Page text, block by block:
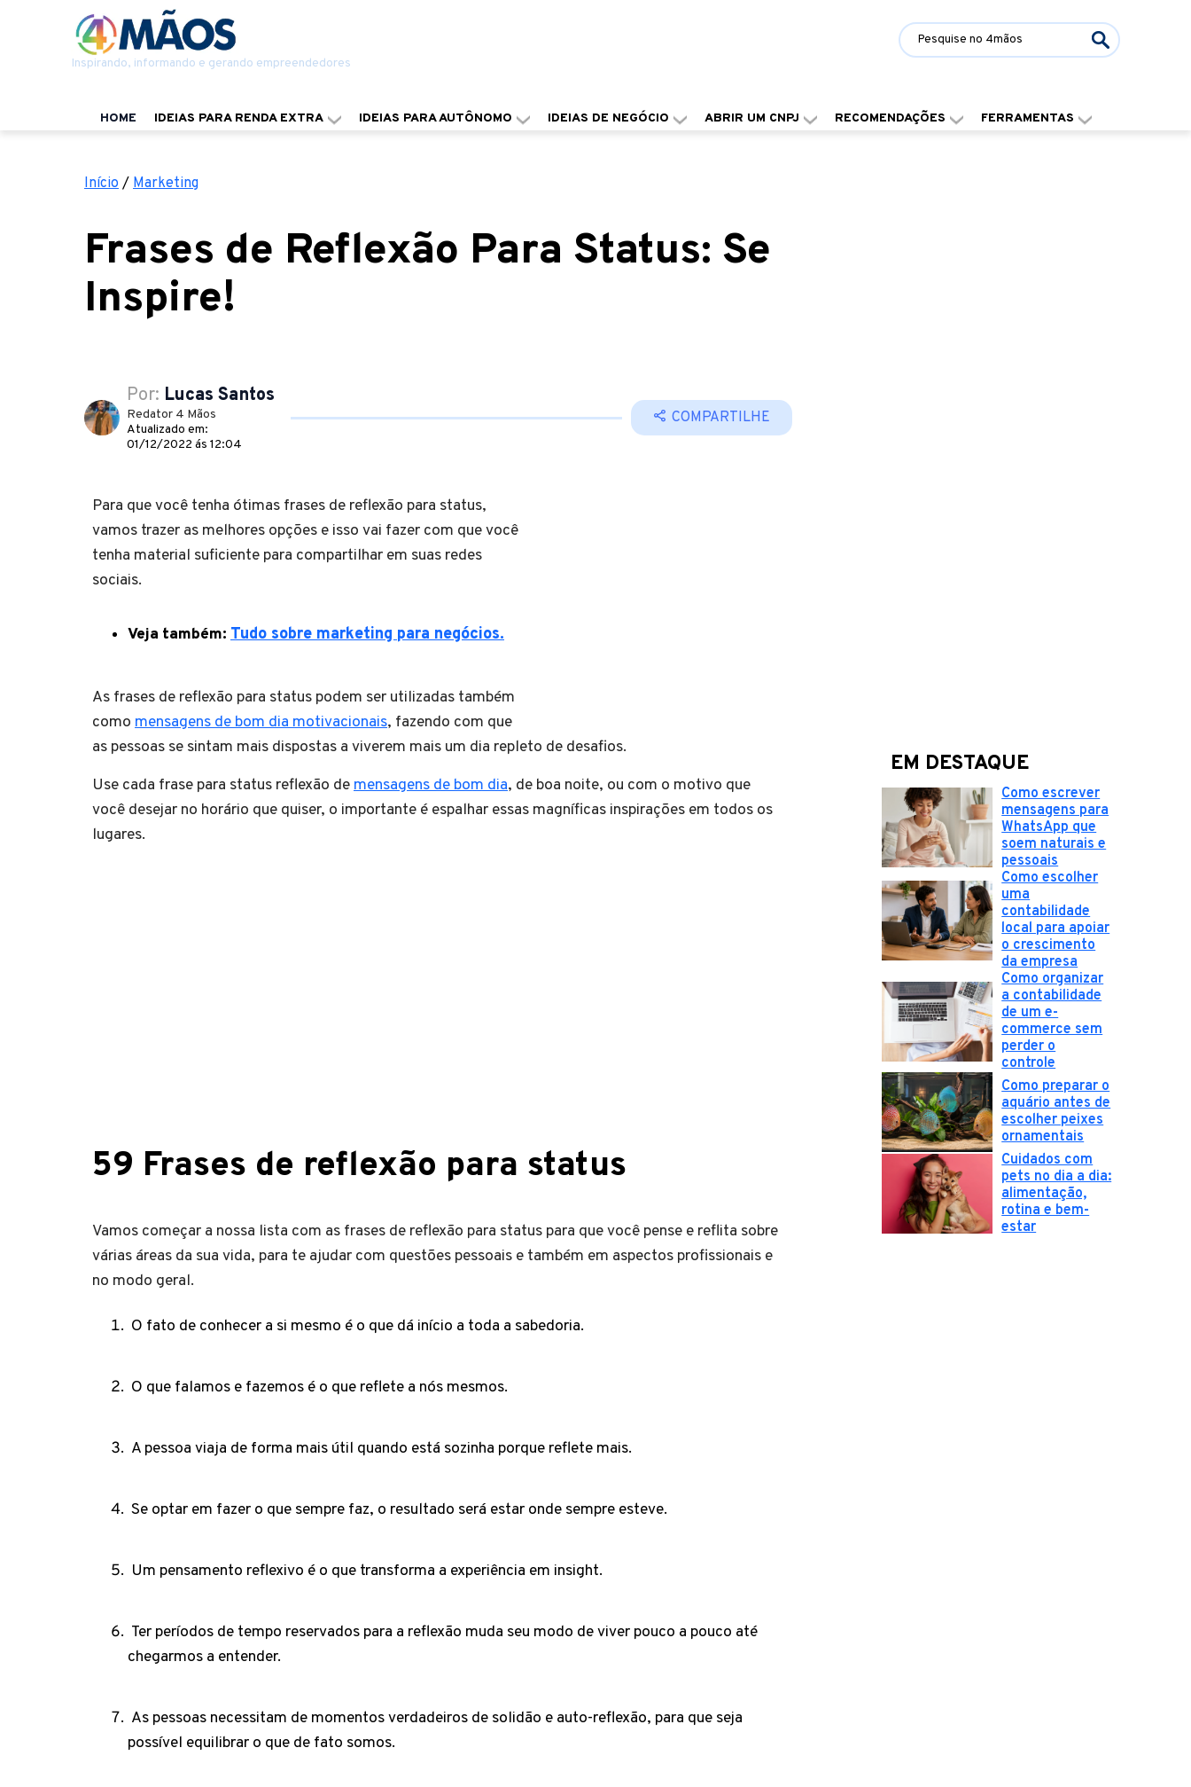
Inspirando, informando e gerando empreendedores
HOME IDEIAS PARA RENDA EXTRA IDEIAS PARA AUTÔNOMO IDEIAS DE NEGÓCIO ABRIR UM CNPJ RECOMENDAÇÕES FERRAMENTAS
Início / Marketing
Frases de Reflexão Para Status: Se
Inspire!
Por: Lucas Santos
Redator 4 Mãos
Atualizado em:
01/12/2022 ás 12:04
COMPARTILHE
Para que você tenha ótimas frases de reflexão para status,
vamos trazer as melhores opções e isso vai fazer com que você
tenha material suficiente para compartilhar em suas redes
sociais.
Veja também: Tudo sobre marketing para negócios.
As frases de reflexão para status podem ser utilizadas também
como mensagens de bom dia motivacionais, fazendo com que
as pessoas se sintam mais dispostas a viverem mais um dia repleto de desafios.
Use cada frase para status reflexão de mensagens de bom dia, de boa noite, ou com o motivo que
você desejar no horário que quiser, o importante é espalhar essas magníficas inspirações em todos os
lugares.
59 Frases de reflexão para status
Vamos começar a nossa lista com as frases de reflexão para status para que você pense e reflita sobre
várias áreas da sua vida, para te ajudar com questões pessoais e também em aspectos profissionais e
no modo geral.
O fato de conhecer a si mesmo é o que dá início a toda a sabedoria.
O que falamos e fazemos é o que reflete a nós mesmos.
A pessoa viaja de forma mais útil quando está sozinha porque reflete mais.
Se optar em fazer o que sempre faz, o resultado será estar onde sempre esteve.
Um pensamento reflexivo é o que transforma a experiência em insight.
Ter períodos de tempo reservados para a reflexão muda seu modo de viver pouco a pouco até
chegarmos a entender.
As pessoas necessitam de momentos verdadeiros de solidão e auto-reflexão, para que seja
possível equilibrar o que de fato somos.
EM DESTAQUE
Como escrever
mensagens para
WhatsApp que
soem naturais e
pessoais
Como escolher
uma
contabilidade
local para apoiar
o crescimento
da empresa
Como organizar
a contabilidade
de um e-
commerce sem
perder o
controle
Como preparar o
aquário antes de
escolher peixes
ornamentais
Cuidados com
pets no dia a dia:
alimentação,
rotina e bem-
estar